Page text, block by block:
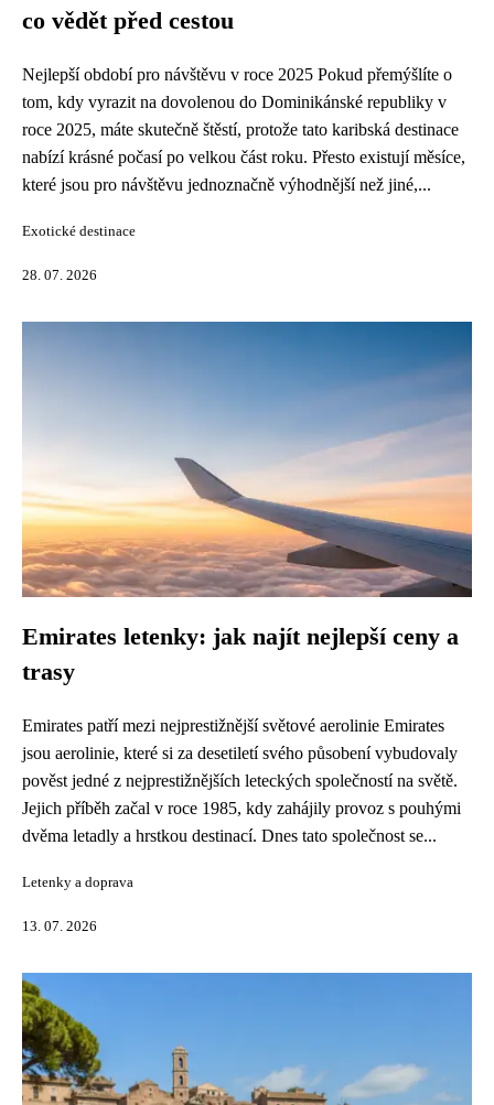
co vědět před cestou
Nejlepší období pro návštěvu v roce 2025 Pokud přemýšlíte o
tom, kdy vyrazit na dovolenou do Dominikánské republiky v
roce 2025, máte skutečně štěstí, protože tato karibská destinace
nabízí krásné počasí po velkou část roku. Přesto existují měsíce,
které jsou pro návštěvu jednoznačně výhodnější než jiné,...
Exotické destinace
28. 07. 2026
Emirates letenky: jak najít nejlepší ceny a
trasy
Emirates patří mezi nejprestižnější světové aerolinie Emirates
jsou aerolinie, které si za desetiletí svého působení vybudovaly
pověst jedné z nejprestižnějších leteckých společností na světě.
Jejich příběh začal v roce 1985, kdy zahájily provoz s pouhými
dvěma letadly a hrstkou destinací. Dnes tato společnost se...
Letenky a doprava
13. 07. 2026